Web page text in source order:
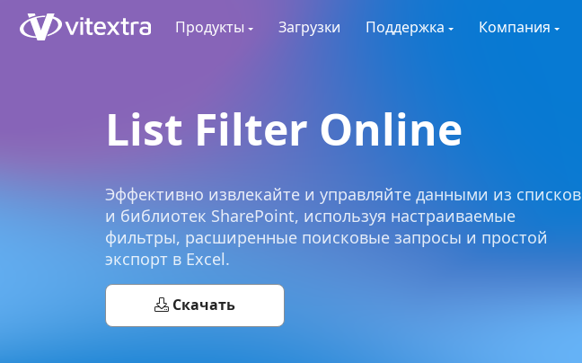
Продукты Загрузки Поддержка Компания
List Filter Online
Эффективно извлекайте и управляйте данными из списков
и библиотек SharePoint, используя настраиваемые
фильтры, расширенные поисковые запросы и простой
экспорт в Excel.
Скачать